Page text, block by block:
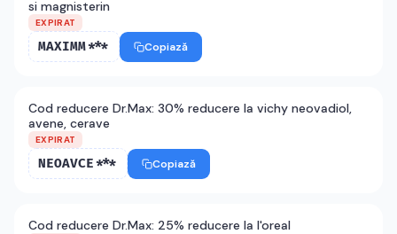
si magnisterin
EXPIRAT
MAXIMM*** Copiază
Cod reducere Dr.Max: 30% reducere la vichy neovadiol,
avene, cerave
EXPIRAT
NEOAVCE*** Copiază
Cod reducere Dr.Max: 25% reducere la l'oreal